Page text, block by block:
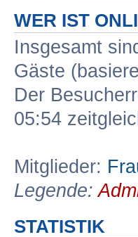
WER IST
Insgesamt
Gäste
Der
05:54
Mitglieder:
Legende:
STATISTIK